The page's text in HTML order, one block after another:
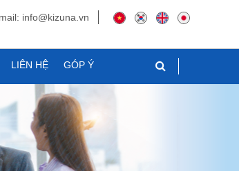
info@kizuna.vn
LIÊN HỆ GÓP Ý